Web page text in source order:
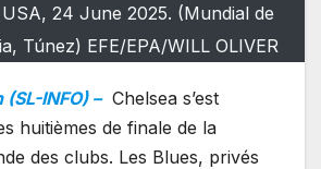
24 June 2025. (Mundial de
Túnez) EFE/EPA/WILL OLIVER
INFO) – Chelsea s’est
huitièmes de finale de la
des clubs. Les Blues, privés